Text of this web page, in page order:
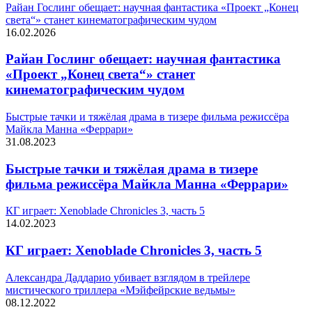
Райан Гослинг обещает: научная фантастика «Проект „Конец
света“» станет кинематографическим чудом
16.02.2026
Райан Гослинг обещает: научная фантастика
«Проект „Конец света“» станет
кинематографическим чудом
Быстрые тачки и тяжёлая драма в тизере фильма режиссёра
Майкла Манна «Феррари»
31.08.2023
Быстрые тачки и тяжёлая драма в тизере
фильма режиссёра Майкла Манна «Феррари»
КГ играет: Xenoblade Chronicles 3, часть 5
14.02.2023
КГ играет: Xenoblade Chronicles 3, часть 5
Александра Даддарио убивает взглядом в трейлере
мистического триллера «Мэйфейрские ведьмы»
08.12.2022